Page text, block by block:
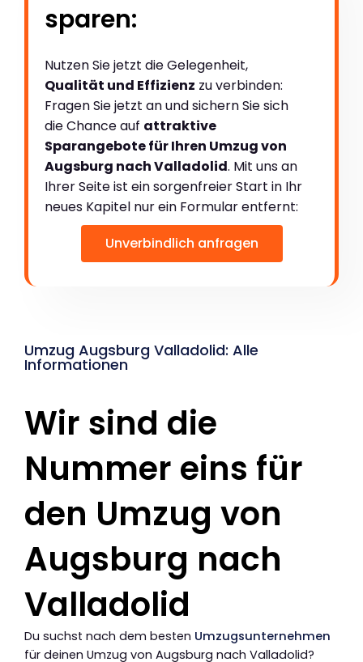
sparen:
Nutzen Sie jetzt die Gelegenheit,
Qualität und Effizienz zu verbinden:
Fragen Sie jetzt an und sichern Sie sich
die Chance auf attraktive
Sparangebote für Ihren Umzug von
Augsburg nach Valladolid. Mit uns an
Ihrer Seite ist ein sorgenfreier Start in Ihr
neues Kapitel nur ein Formular entfernt:
Unverbindlich anfragen
Umzug Augsburg Valladolid: Alle
Informationen
Wir sind die
Nummer eins für
den Umzug von
Augsburg nach
Valladolid
Du suchst nach dem besten Umzugsunternehmen
für deinen Umzug von Augsburg nach Valladolid?